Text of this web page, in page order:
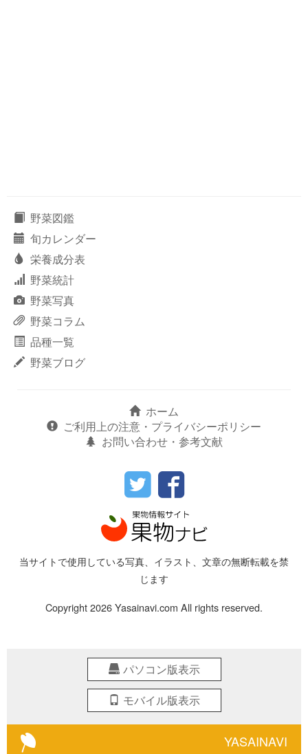
野菜図鑑
旬カレンダー
栄養成分表
野菜統計
野菜写真
野菜コラム
品種一覧
野菜ブログ
ホーム
ご利用上の注意・プライバシーポリシー
お問い合わせ・参考文献
当サイトで使用している写真、イラスト、文章の無断転載を禁
じます
Copyright 2026 Yasainavi.com All rights reserved.
パソコン版表示
モバイル版表示
YASAINAVI